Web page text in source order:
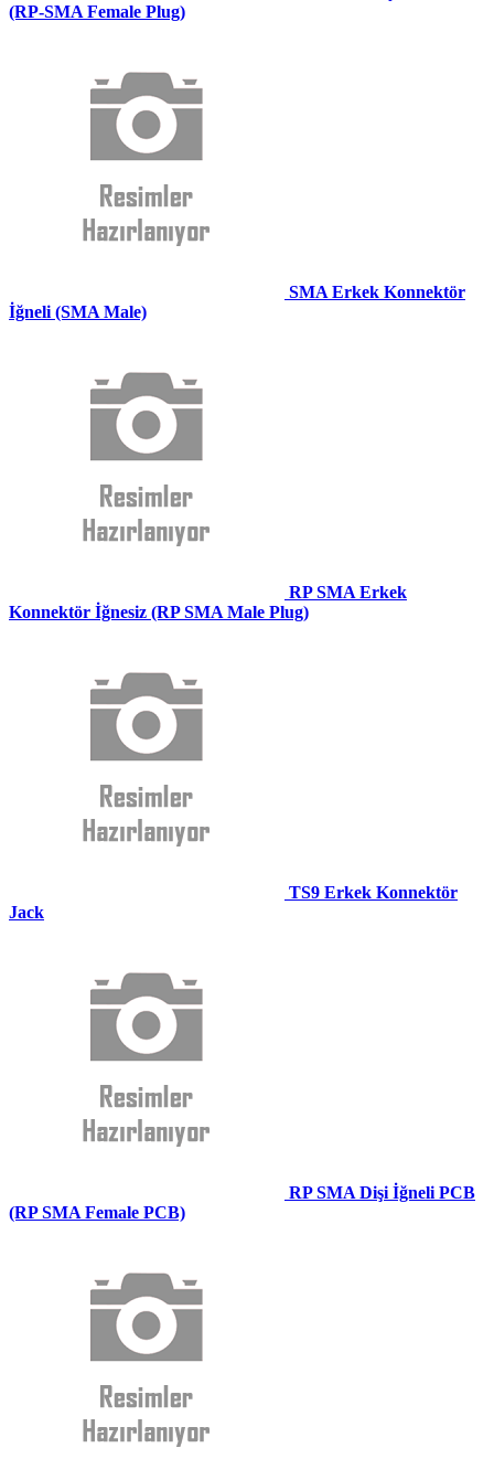
(RP-SMA Female Plug)
SMA Erkek Konnektör
İğneli (SMA Male)
RP SMA Erkek
Konnektör İğnesiz (RP SMA Male Plug)
TS9 Erkek Konnektör
Jack
RP SMA Dişi İğneli PCB
(RP SMA Female PCB)